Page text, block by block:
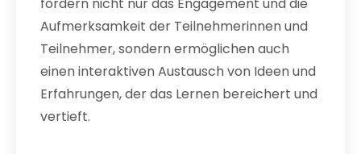
Aufmerksamkeit der Teilnehmerinnen und
Teilnehmer, sondern ermöglichen auch
einen interaktiven Austausch von Ideen und
Erfahrungen, der das Lernen bereichert und
vertieft.